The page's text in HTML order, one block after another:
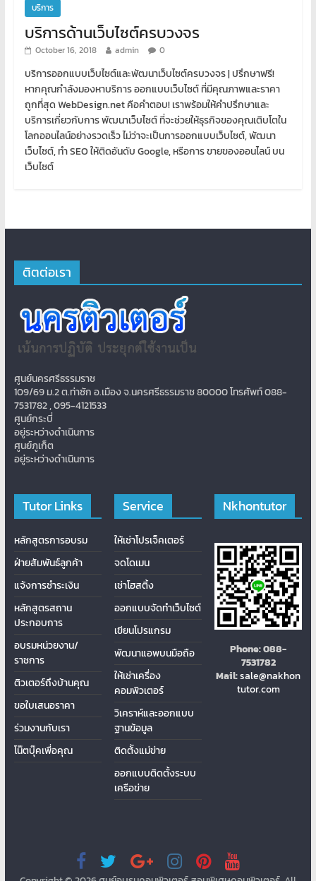
บริการ
บริการด้านเว็บไซต์ครบวงจร
October 16, 2018 admin 0
บริการออกแบบเว็บไซต์และพัฒนาเว็บไซต์ครบวงจร | ปรึกษาฟรี!
หากคุณกำลังมองหาบริการ ออกแบบเว็บไซต์ ที่มีคุณภาพและราคา
ถูกที่สุด WebDesign.net คือคำตอบ! เราพร้อมให้คำปรึกษาและ
บริการเกี่ยวกับการ พัฒนาเว็บไซต์ ที่จะช่วยให้ธุรกิจของคุณเติบโตใน
โลกออนไลน์อย่างรวดเร็ว ไม่ว่าจะเป็นการออกแบบเว็บไซต์, พัฒนา
เว็บไซต์, ทำ SEO ให้ติดอันดับ Google, หรือการ ขายของออนไลน์ บน
เว็บไซต์
ติตต่อเรา
ศูนย์นครศรีธรรมราช
109/69 ม.2 ต.ท่าซัก อ.เมือง จ.นครศรีธรรมราช 80000 โทรศัพท์ 088-
7531782 , 095-4121533
ศูนย์กระบี่
อยู่ระหว่างดำเนินการ
ศูนย์ภูเก็ต
อยู่ระหว่างดำเนินการ
Tutor Links
หลักสูตรการอบรม
ฝ่ายสัมพันธ์ลูกค้า
แจ้งการชำระเงิน
หลักสูตรสถาน
ประกอบการ
อบรมหน่วยงาน/
ราชการ
ติวเตอร์ถึงบ้านคุณ
ขอใบเสนอราคา
ร่วมงานกับเรา
โน๊ตบุ๊คเพื่อคุณ
Service
ให้เช่าโปรเจ็คเตอร์
จดโดเมน
เช่าโฮสติ้ง
ออกแบบจัดทำเว็บไซต์
เขียนโปรแกรม
พัฒนาแอพบนมือถือ
ให้เช่าเครื่อง
คอมพิวเตอร์
วิเคราห์และออกแบบ
ฐานข้อมูล
ติดต้ังแม่ข่าย
ออกแบบติดตั้งระบบ
เครือข่าย
Nkhontutor
Phone:088-
7531782
Mail:sale@nakhon
tutor.com